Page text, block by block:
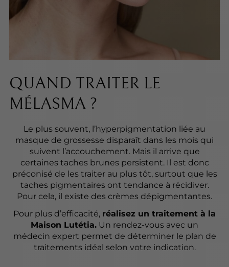
QUAND TRAITER LE
MÉLASMA ?
Le plus souvent, l’hyperpigmentation liée au
masque de grossesse disparaît dans les mois qui
suivent l’accouchement. Mais il arrive que
certaines taches brunes persistent. Il est donc
préconisé de les traiter au plus tôt, surtout que les
taches pigmentaires ont tendance à récidiver.
Pour cela, il existe des crèmes dépigmentantes.
Pour plus d’efficacité, réalisez un traitement à la
Maison Lutétia. Un rendez-vous avec un
médecin expert permet de déterminer le plan de
traitements idéal selon votre indication.